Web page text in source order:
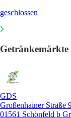
geschlossen
GDS
Großenhainer Straße
01561 Schönfeld b